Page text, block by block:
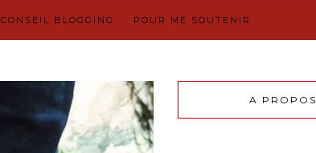
CONSEIL BLOGGING POUR ME SOUTENIR
A PROPOS